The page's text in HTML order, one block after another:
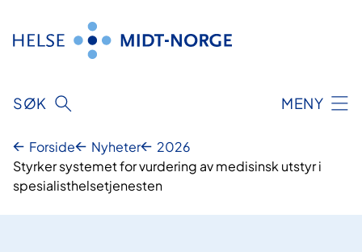
innhold
SØK MENY
Forside Nyheter
2026
Styrker systemet for vurdering av medisinsk utstyr i
spesialisthelsetjenesten